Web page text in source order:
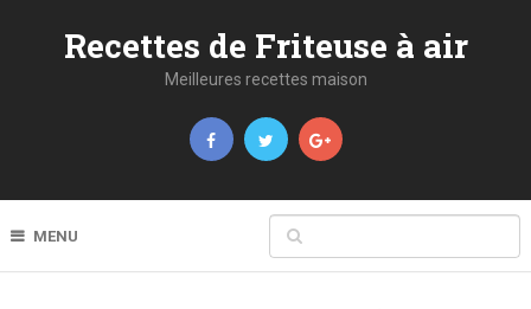
Recettes de Friteuse à air
Meilleures recettes maison
MENU